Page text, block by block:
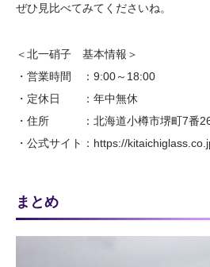
ぜひ見比べてみてくださいね。
＜北一硝子 基本情報＞
・営業時間 ：9:00～18:00
・定休日 ：年中無休
・住所 ：北海道小樽市堺町7番
・公式サイト：https://
まとめ